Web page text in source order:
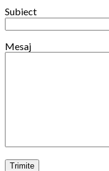
Subiect
Mesaj